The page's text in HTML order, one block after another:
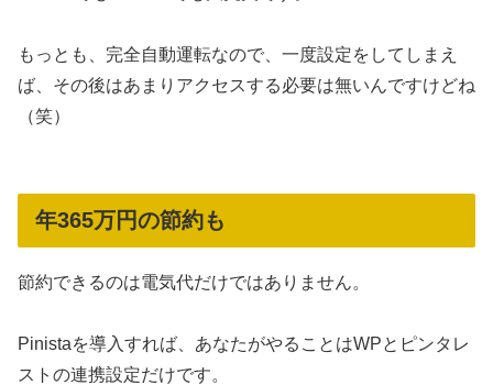
もっとも、完全自動運転なので、一度設定をしてしまえ
ば、その後はあまりアクセスする必要は無いんですけどね
（笑）
年365万円の節約も
節約できるのは電気代だけではありません。
Pinistaを導入すれば、あなたがやることはWPとピンタレ
ストの連携設定だけです。